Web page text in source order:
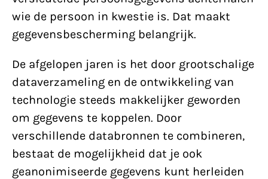
wie de persoon in kwestie is. Dat maakt
gegevensbescherming belangrijk.
De afgelopen jaren is het door grootschalige
dataverzameling en de ontwikkeling van
technologie steeds makkelijker geworden
om gegevens te koppelen. Door
verschillende databronnen te combineren,
bestaat de mogelijkheid dat je ook
geanonimiseerde gegevens kunt herleiden